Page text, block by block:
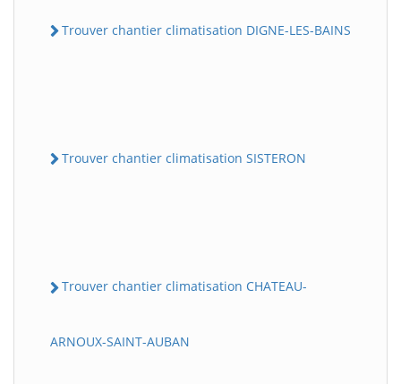
Trouver chantier climatisation DIGNE-LES-BAINS
Trouver chantier climatisation SISTERON
Trouver chantier climatisation CHATEAU-
ARNOUX-SAINT-AUBAN